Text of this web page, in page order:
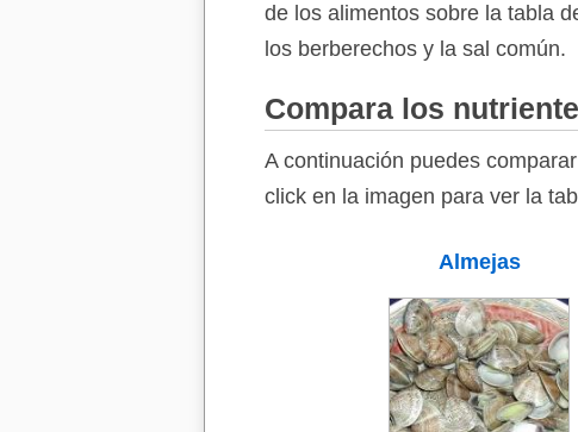
de los alimentos sobre la tabla
los berberechos y la sal común.
Compara los
A continuación puedes
click en la imagen para ver la
Almejas